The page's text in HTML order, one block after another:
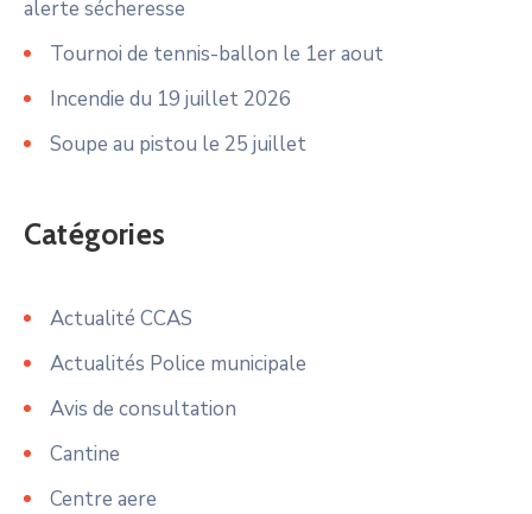
alerte sécheresse
Tournoi de tennis-ballon le 1er aout
Incendie du 19 juillet 2026
Soupe au pistou le 25 juillet
Catégories
Actualité CCAS
Actualités Police municipale
Avis de consultation
Cantine
Centre aere